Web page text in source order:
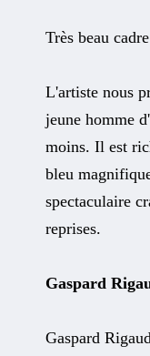
Très beau
L'artiste nous
jeune homme
moins. Il est
bleu
spectaculaire
reprises.
Gaspard
Gaspard